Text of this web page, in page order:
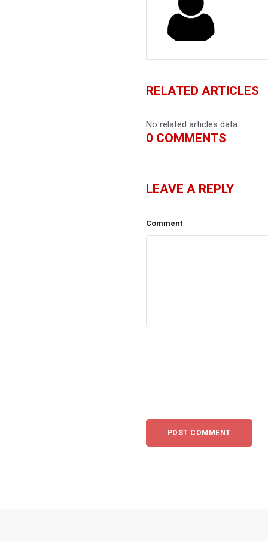
RELATED ARTICLES
No related articles data.
0 COMMENTS
LEAVE A REPLY
Comment